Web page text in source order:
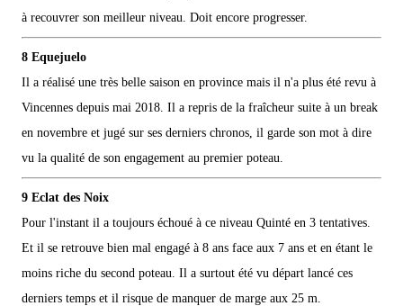
à recouvrer son meilleur niveau. Doit encore progresser.
8 Equejuelo
Il a réalisé une très belle saison en province mais il n'a plus été revu à
Vincennes depuis mai 2018. Il a repris de la fraîcheur suite à un break
en novembre et jugé sur ses derniers chronos, il garde son mot à dire
vu la qualité de son engagement au premier poteau.
9 Eclat des Noix
Pour l'instant il a toujours échoué à ce niveau Quinté en 3 tentatives.
Et il se retrouve bien mal engagé à 8 ans face aux 7 ans et en étant le
moins riche du second poteau. Il a surtout été vu départ lancé ces
derniers temps et il risque de manquer de marge aux 25 m.